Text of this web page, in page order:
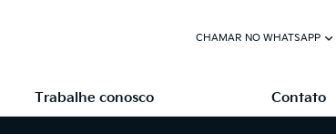
CHAMAR NO WHATSAPP
Trabalhe conosco Contato